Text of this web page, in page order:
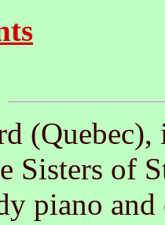
(Quebec),
Sisters of
piano